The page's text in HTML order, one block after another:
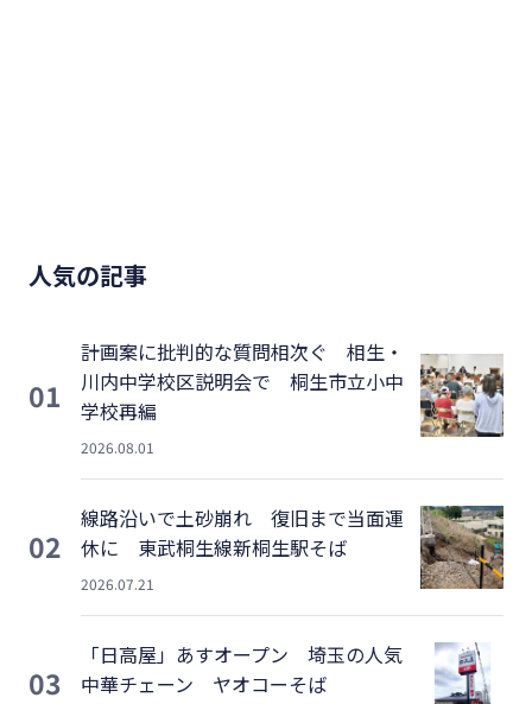
人気の記事
01
計画案に批判的な質問相次ぐ 相生・
川内中学校区説明会で 桐生市立小中
学校再編
2026.08.01
02
線路沿いで土砂崩れ 復旧まで当面運
休に 東武桐生線新桐生駅そば
2026.07.21
03
「日高屋」あすオープン 埼玉の人気
中華チェーン ヤオコーそば